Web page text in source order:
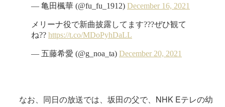
なお、同日の放送では、坂田の父で、NHK Eテレの幼